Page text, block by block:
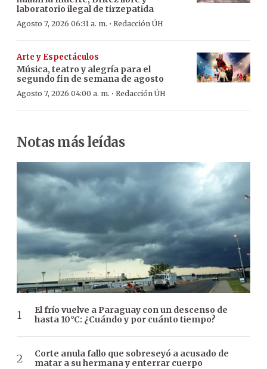
laboratorio ilegal de tirzepatida
Agosto 7, 2026 06:31 a. m. · Redacción ÚH
Arte y Espectáculos
Música, teatro y alegría para el
segundo fin de semana de agosto
Agosto 7, 2026 04:00 a. m. · Redacción ÚH
Notas más leídas
El frío vuelve a Paraguay con un descenso de
hasta 10°C: ¿Cuándo y por cuánto tiempo?
Corte anula fallo que sobreseyó a acusado de
matar a su hermana y enterrar cuerpo